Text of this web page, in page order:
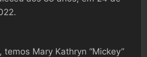
temos Mary Kathryn “Mickey”